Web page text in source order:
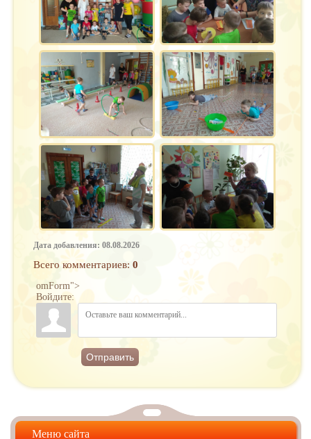
Дата добавления: 08.08.2026
Всего комментариев: 0
omForm">
Войдите:
Отправить
Меню сайта